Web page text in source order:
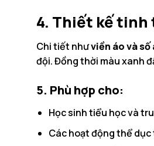
4. Thiết kế tinh
Chi tiết nhưviền áo và số
đội. Đồng thời màu xanh
5. Phù hợp cho:
Học sinh tiểu học và
Các hoạt động thể